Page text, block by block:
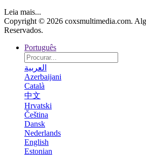
Leia mais...
Copyright © 2026 coxsmultimedia.com.
Reservados.
Português
العربية
Azerbaijani
Català
中文
Hrvatski
Čeština
Dansk
Nederlands
English
Estonian